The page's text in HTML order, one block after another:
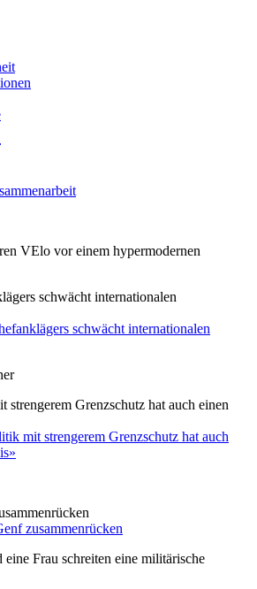
schwächt internationalen
schwächt internationalen
Grenzschutz hat auch einen
mit strengerem Grenzschutz hat auch
zusammenrücken